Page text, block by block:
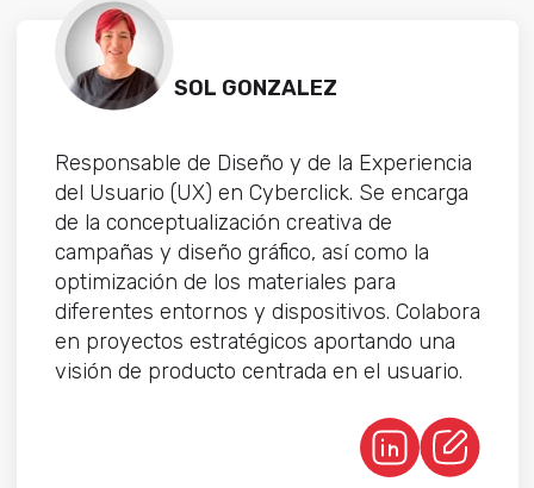
SOL GONZALEZ
Responsable de Diseño y de la Experiencia
del Usuario (UX) en Cyberclick. Se encarga
de la conceptualización creativa de
campañas y diseño gráfico, así como la
optimización de los materiales para
diferentes entornos y dispositivos. Colabora
en proyectos estratégicos aportando una
visión de producto centrada en el usuario.